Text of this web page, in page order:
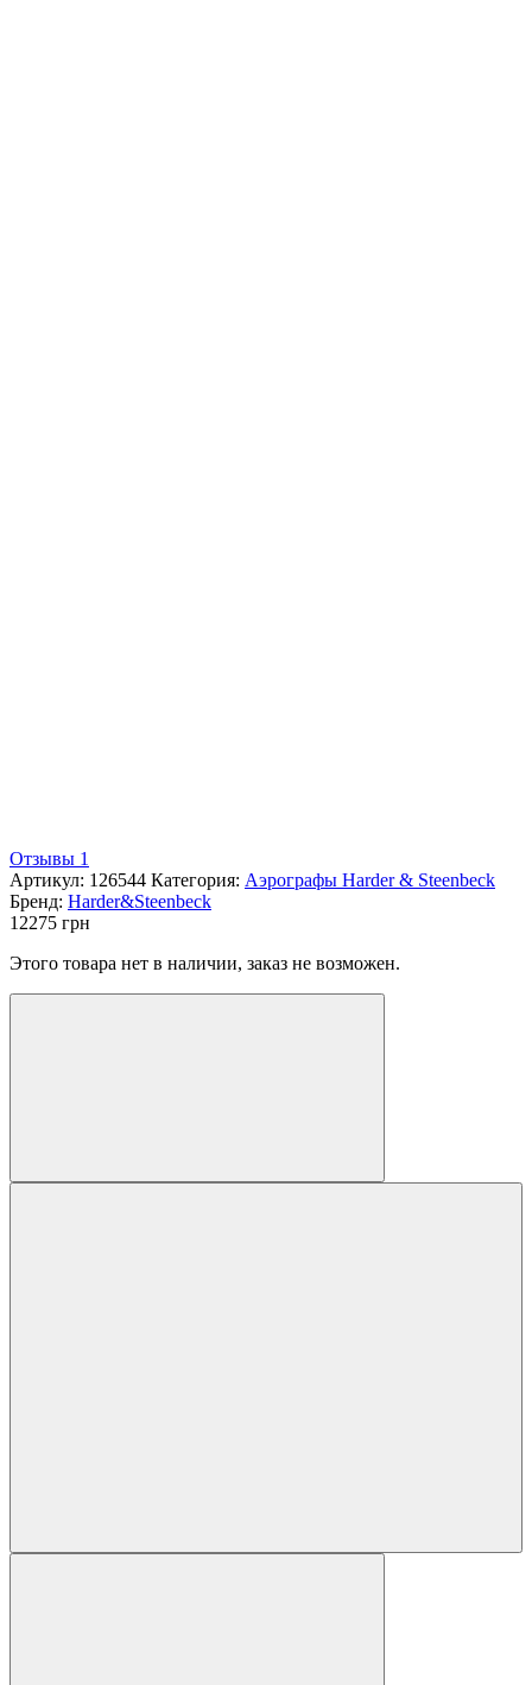
Отзывы 1
Артикул: 126544 Категория: Аэрографы Harder & Steenbeck
Бренд: Harder&Steenbeck
12275 грн
Этого товара нет в наличии, заказ не возможен.